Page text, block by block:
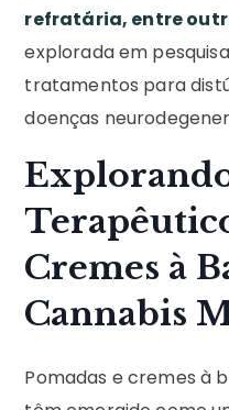
refratária, entre
explorada em
tratamentos para
doenças
Cremes à
Cannabis
Pomadas e cremes à